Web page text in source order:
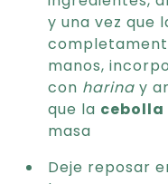
y una vez que
manos,
con harina y
que la cebolla
masa
Deje reposar